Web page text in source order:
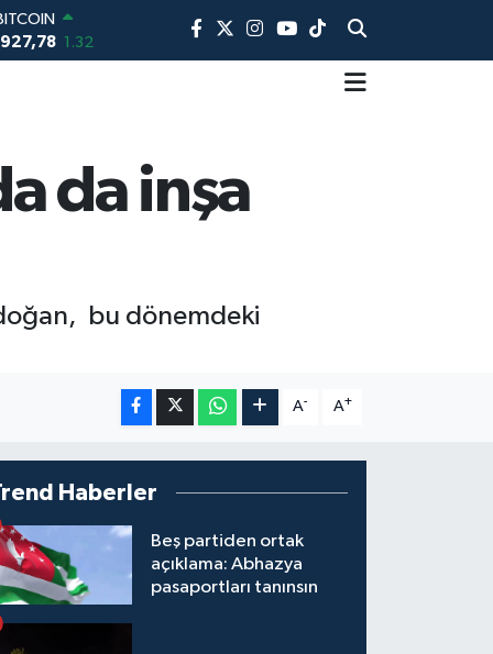
1.32
DOLAR
0.16
ALTINda inşa
bu dönemdeki
A- A+
Haberler
Beş partiden ortak
açıklama: Abhazya
pasaportları tanınsın